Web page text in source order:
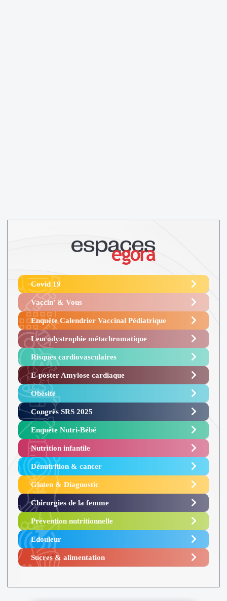
Covid 19
Vaccin’ & Vous
Enquête Calendrier Vaccinal Pédiatrique
Leucodystrophie métachromatique
Risques cardiovasculaires
E-poster Amylose cardiaque ​
Obésité ​
Congrès SRS 2025 ​
Enquête Nutri-Bébé ​
Nutrition infantile
Dénutrition & cancer
Gluten & Diagnostic
Chirurgies de la femme
Prévention nutritionnelle
Edouleur​
Sucres & alimentation​